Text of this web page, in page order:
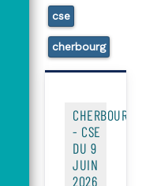
cse
cherbourg
CHERBOURG
- CSE
DU 9
JUIN
2026